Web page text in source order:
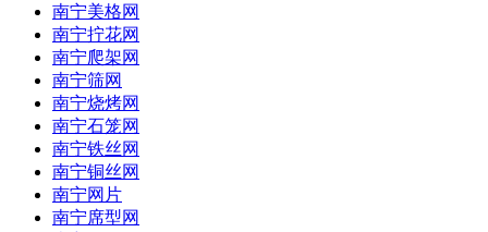
南宁美格网
南宁拧花网
南宁爬架网
南宁筛网
南宁烧烤网
南宁石笼网
南宁铁丝网
南宁铜丝网
南宁网片
南宁席型网